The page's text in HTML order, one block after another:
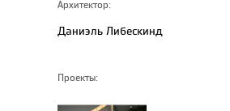
Архитектор:
Даниэль Либескинд
Проекты: